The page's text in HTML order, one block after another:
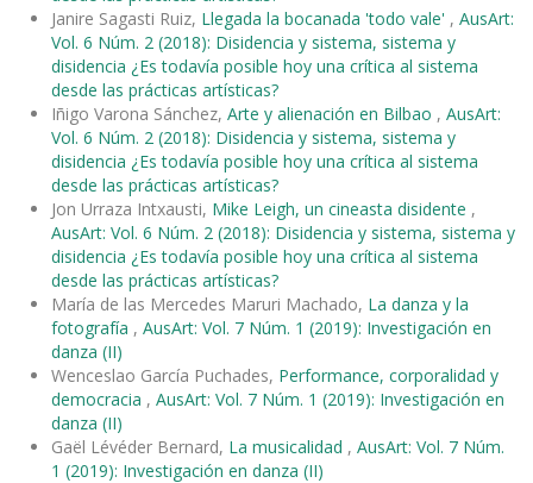
Janire Sagasti Ruiz, Llegada la bocanada 'todo vale' , AusArt:
Vol. 6 Núm. 2 (2018): Disidencia y sistema, sistema y
disidencia ¿Es todavía posible hoy una crítica al sistema
desde las prácticas artísticas?
Iñigo Varona Sánchez, Arte y alienación en Bilbao , AusArt:
Vol. 6 Núm. 2 (2018): Disidencia y sistema, sistema y
disidencia ¿Es todavía posible hoy una crítica al sistema
desde las prácticas artísticas?
Jon Urraza Intxausti, Mike Leigh, un cineasta disidente ,
AusArt: Vol. 6 Núm. 2 (2018): Disidencia y sistema, sistema y
disidencia ¿Es todavía posible hoy una crítica al sistema
desde las prácticas artísticas?
María de las Mercedes Maruri Machado, La danza y la
fotografía , AusArt: Vol. 7 Núm. 1 (2019): Investigación en
danza (II)
Wenceslao García Puchades, Performance, corporalidad y
democracia , AusArt: Vol. 7 Núm. 1 (2019): Investigación en
danza (II)
Gaël Lévéder Bernard, La musicalidad , AusArt: Vol. 7 Núm.
1 (2019): Investigación en danza (II)